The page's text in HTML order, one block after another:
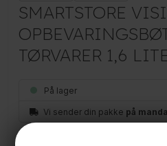
SMARTSTORE
TØRVARER 1,6
På lager
Vi sender din pakke på